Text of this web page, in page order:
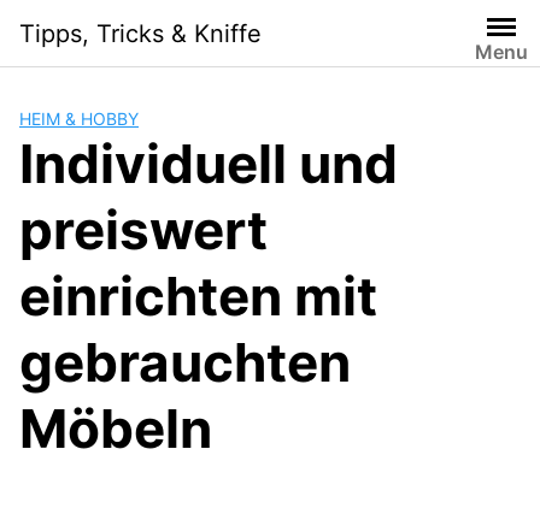
content
Tipps, Tricks & Kniffe
Menu
HEIM & HOBBY
Individuell und
preiswert
einrichten mit
gebrauchten
Möbeln